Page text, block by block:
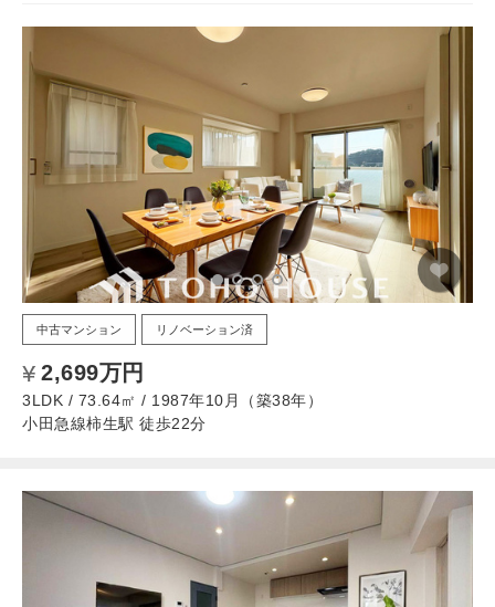
中古マンション リノベーション済
2,699万円
3LDK / 73.64㎡ / 1987年10月（築38年）
小田急線柿生駅 徒歩22分